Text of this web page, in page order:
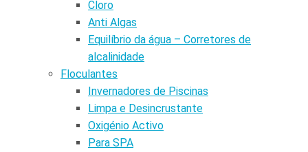
Cloro
Anti Algas
Equilíbrio da água – Corretores de
alcalinidade
Floculantes
Invernadores de Piscinas
Limpa e Desincrustante
Oxigénio Activo
Para SPA